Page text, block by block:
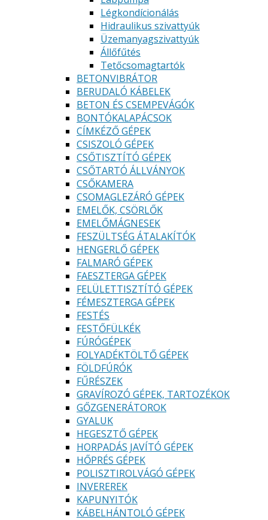
Légkondícionálás
Hidraulikus szivattyúk
Üzemanyagszivattyúk
Állőfűtés
Tetőcsomagtartók
BETONVIBRÁTOR
BERUDALÓ KÁBELEK
BETON ÉS CSEMPEVÁGÓK
BONTÓKALAPÁCSOK
CÍMKÉZŐ GÉPEK
CSISZOLÓ GÉPEK
CSŐTISZTÍTÓ GÉPEK
CSŐTARTÓ ÁLLVÁNYOK
CSŐKAMERA
CSOMAGLEZÁRÓ GÉPEK
EMELŐK, CSÖRLŐK
EMELŐMÁGNESEK
FESZÜLTSÉG ÁTALAKÍTÓK
HENGERLŐ GÉPEK
FALMARÓ GÉPEK
FAESZTERGA GÉPEK
FELÜLETTISZTÍTÓ GÉPEK
FÉMESZTERGA GÉPEK
FESTÉS
FESTŐFÜLKÉK
FÚRÓGÉPEK
FOLYADÉKTÖLTŐ GÉPEK
FÖLDFÚRÓK
FŰRÉSZEK
GRAVÍROZÓ GÉPEK, TARTOZÉKOK
GŐZGENERÁTOROK
GYALUK
HEGESZTŐ GÉPEK
HORPADÁS JAVÍTÓ GÉPEK
HŐPRÉS GÉPEK
POLISZTIROLVÁGÓ GÉPEK
INVEREREK
KAPUNYITÓK
KÁBELHÁNTOLÓ GÉPEK